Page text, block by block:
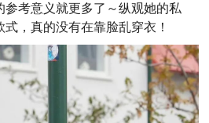
参考意义就更多了～纵观她的私
，真的没有在靠脸乱穿衣！